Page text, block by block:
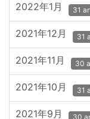
2022年1月 31
2021年12月 31
2021年11月 30
2021年10月 31
2021年9月 30